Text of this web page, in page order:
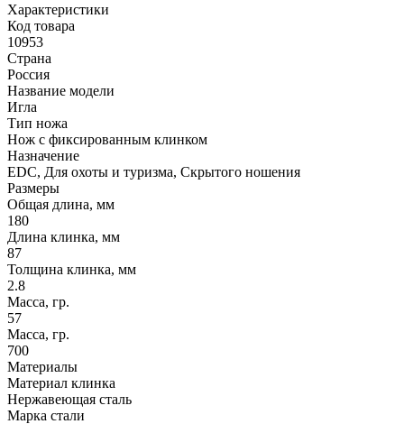
Характеристики
Код товара
10953
Страна
Россия
Название модели
Игла
Тип ножа
Нож с фиксированным клинком
Назначение
EDC, Для охоты и туризма, Скрытого ношения
Размеры
Общая длина, мм
180
Длина клинка, мм
87
Толщина клинка, мм
2.8
Масса, гр.
57
Масса, гр.
700
Материалы
Материал клинка
Нержавеющая сталь
Марка стали